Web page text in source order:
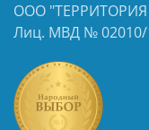
ООО "ТЕРРИТОРИЯ
Лиц. МВД № 02010/